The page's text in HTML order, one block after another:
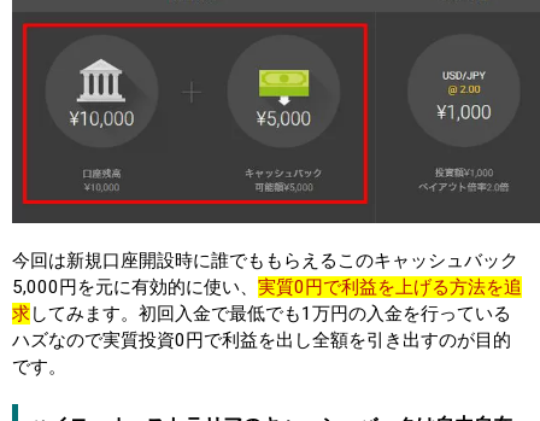
今回は新規口座開設時に誰でももらえるこのキャッシュバック
5,000円を元に有効的に使い、 実質0円で利益を上げる方法を追
求してみます。初回入金で最低でも1万円の入金を行っている
ハズなので実質投資0円で利益を出し全額を引き出すのが目的
です。